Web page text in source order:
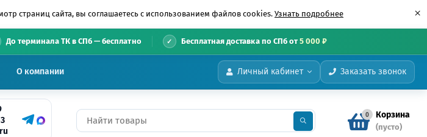
страниц сайта, вы соглашаетесь с использованием файлов cookies. Узнать подробнее ×
До терминала ТК в СПб — бесплатно Бесплатная доставка по СПб от5 000 ₽
Личный кабинет Заказать звонок
О компании
0 Корзина
(пусто)